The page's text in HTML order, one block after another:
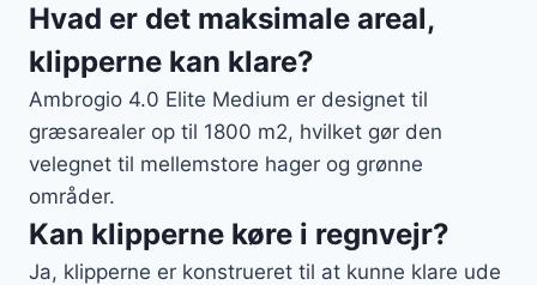
Hvad er det maksimale areal,
klipperne kan klare?
Ambrogio 4.0 Elite Medium er designet til
græsarealer op til 1800 m2, hvilket gør den
velegnet til mellemstore hager og grønne
områder.
Kan klipperne køre i regnvejr?
Ja, klipperne er konstrueret til at kunne klare ude